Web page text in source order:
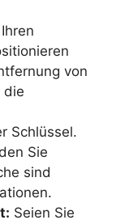
von
die
Schlüssel.
Sie
sind
Seien Sie